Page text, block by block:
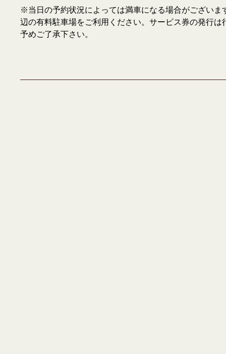
※当日の予約状況によっては満車になる場合がございま
辺の有料駐車場をご利用ください。サービス券の発行は
予めご了承下さい。